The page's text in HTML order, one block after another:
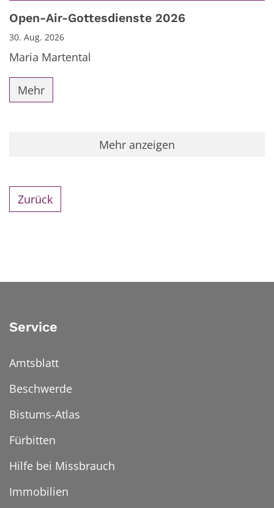
Datum: 30. August 2026
Open-Air-Gottesdienste 2026
30. Aug. 2026
Maria Martental
Mehr
Mehr anzeigen
Zurück
Service
Amtsblatt
Beschwerde
Bistums-Atlas
Fürbitten
Hilfe bei Missbrauch
Immobilien